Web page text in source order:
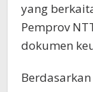
yang
Pemprov
dokumen